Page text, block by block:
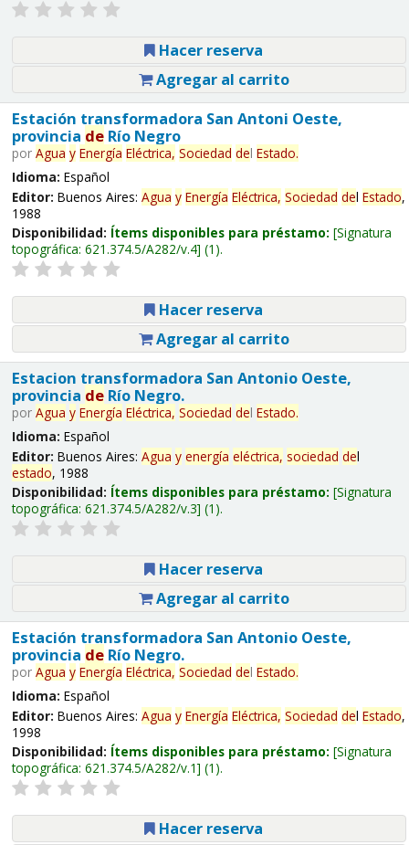
Hacer reserva
Agregar al carrito
Estación transformadora San Antoni Oeste,
provincia deRío Negro
por Agua y Energía Eléctrica, Sociedad del Estado.
Idioma: Español
Editor: Buenos Aires: Agua y Energía Eléctrica, Sociedad del Estado,
1988
Disponibilidad: Ítems disponibles para préstamo: Signatura
topográfica: 621.374.5/A282/v.4 (1).
Hacer reserva
Agregar al carrito
Estacion transformadora San Antonio Oeste,
provincia deRío Negro.
por Agua y Energía Eléctrica, Sociedad del Estado.
Idioma: Español
Editor: Buenos Aires: Agua y energía eléctrica, sociedad del
estado, 1988
Disponibilidad: Ítems disponibles para préstamo: Signatura
topográfica: 621.374.5/A282/v.3 (1).
Hacer reserva
Agregar al carrito
Estación transformadora San Antonio Oeste,
provincia deRío Negro.
por Agua y Energía Eléctrica, Sociedad del Estado.
Idioma: Español
Editor: Buenos Aires: Agua y Energía Eléctrica, Sociedad del Estado,
1998
Disponibilidad: Ítems disponibles para préstamo: Signatura
topográfica: 621.374.5/A282/v.1 (1).
Hacer reserva